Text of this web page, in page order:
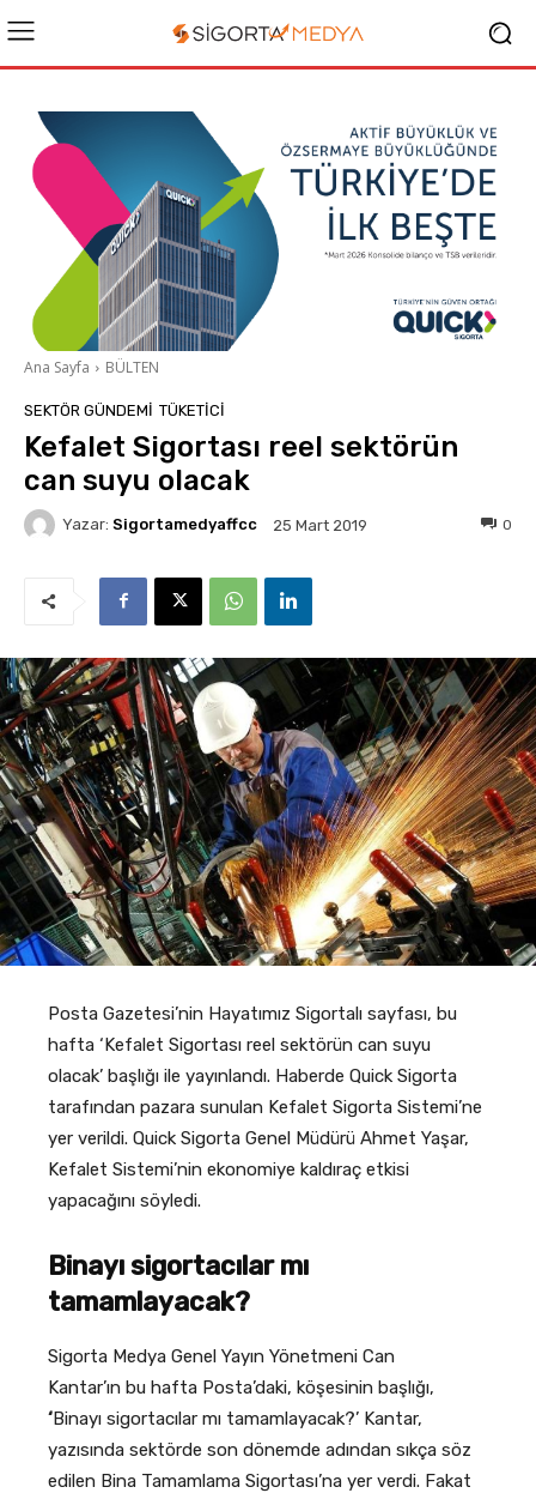
Ana Sayfa BÜLTEN
SEKTÖR GÜNDEMİ TÜKETICI
Kefalet Sigortası reel sektörün
can suyu olacak
Yazar: Sigortamedyaffcc 25 Mart 2019 0
Posta Gazetesi’nin Hayatımız Sigortalı sayfası, bu
hafta ‘Kefalet Sigortası reel sektörün can suyu
olacak’ başlığı ile yayınlandı. Haberde Quick Sigorta
tarafından pazara sunulan Kefalet Sigorta Sistemi’ne
yer verildi. Quick Sigorta Genel Müdürü Ahmet Yaşar,
Kefalet Sistemi’nin ekonomiye kaldıraç etkisi
yapacağını söyledi.
Binayı sigortacılar mı
tamamlayacak?
Sigorta Medya Genel Yayın Yönetmeni Can
Kantar’ın bu hafta Posta’daki, köşesinin başlığı,
‘Binayı sigortacılar mı tamamlayacak?’ Kantar,
yazısında sektörde son dönemde adından sıkça söz
edilen Bina Tamamlama Sigortası’na yer verdi. Fakat